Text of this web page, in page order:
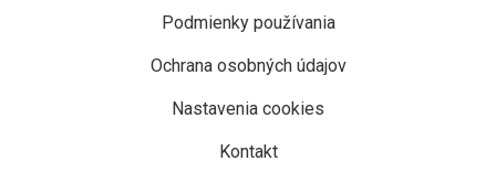
Podmienky používania
Ochrana osobných údajov
Nastavenia cookies
Kontakt